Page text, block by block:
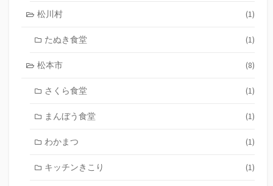
松川村 (1)
たぬき食堂 (1)
松本市 (8)
さくら食堂 (1)
まんぼう食堂 (1)
わかまつ (1)
キッチンきこり (1)